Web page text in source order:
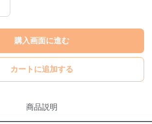
購入画面に進む
カートに追加する
商品説明